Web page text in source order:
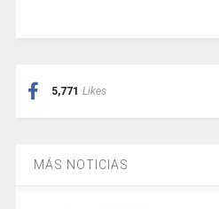
5,771 Likes
MÁS NOTICIAS